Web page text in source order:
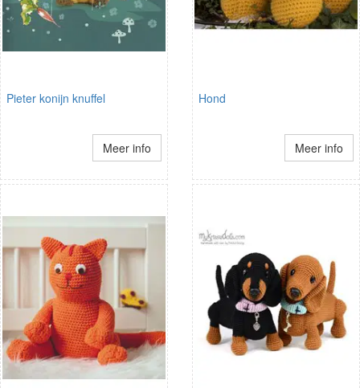
Pieter konijn knuffel
Meer info
Hond
Meer info